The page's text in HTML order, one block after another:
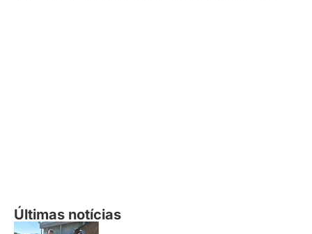
Últimas notícias